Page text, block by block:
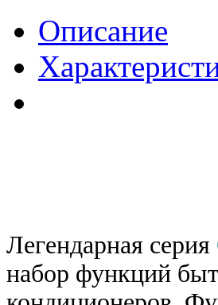
Описание
Легендарная серия
набор функций